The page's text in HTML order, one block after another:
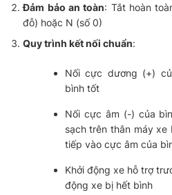
Đảm bảo an toàn: Tắt hoàn
đỗ) hoặc N (số 0)
Quy trình kết nối chuẩn:
Nối cực dương (+)
bình tốt
Nối cực âm (-) của
sạch trên thân máy xe
tiếp vào cực âm của
Khởi động xe hỗ trợ
động xe bị hết bình